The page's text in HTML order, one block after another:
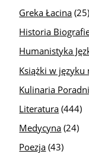
Greka Łacina (25)
Historia
Humanistyka
Książki w języku
Kulinaria
Literatura (444)
Medycyna (24)
Poezja (43)